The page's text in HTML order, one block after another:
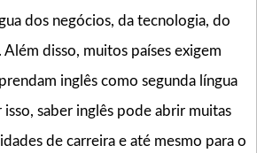
dos negócios, da tecnologia, do
disso, muitos países exigem
inglês como segunda língua
isso, saber inglês pode abrir muitas
de carreira e até mesmo para o